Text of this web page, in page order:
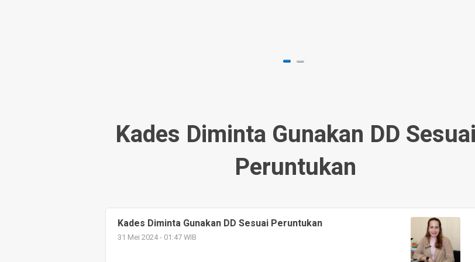
Sinergi
Kades Diminta Gunakan DD Sesuai
Peruntukan
Kades Diminta Gunakan DD Sesuai Peruntukan
31 Mei 2024 - 01:47 WIB